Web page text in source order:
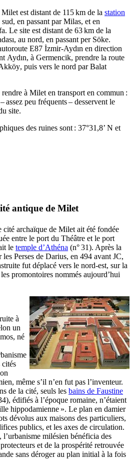
est distant de 115 km de la station
sud, en passant parMilas, et en
Le site est distant de 63 km de la
, au nord, en passant per Söke.
E87 İzmir-Aydın en direction
Aydın, à Germencik, prendre la route
, puis vers le nord parBalat
à Milet en transport en commun :
– assez peu fréquents – desservent le
site.
des ruines sont : 37°31,8’ N et
antique de Milet
cité archaïque de Milet ait été fondée
entre le port du Théâtre et le port
le temple d’Athéna (n° 31). Après la
Perses de Darius, en 494 avant JC,
fut déplacé vers le nord-est, sur la
promontoires nommés aujourd’hui
à
un
né
cités
même s’il n’en fut pas l’inventeur.
de la cité, seuls les bains de Faustine
édifiés à l’époque romaine, n’étaient
hippodamienne ». Le plan en damier
dévolus aux maisons des particuliers,
publics, et les axes de circulation.
milésien bénéficia des
et de la prospérité retrouvée
sans déroger au plan initial à la fois